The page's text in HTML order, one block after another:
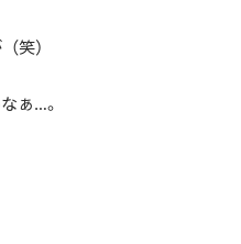
笑）
ぁ…。